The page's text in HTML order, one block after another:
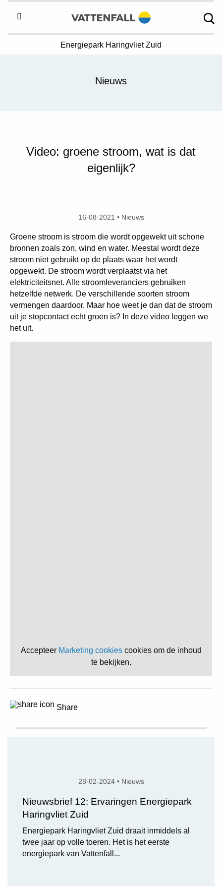
Energiepark Haringvliet Zuid
Nieuws
Video: groene stroom, wat is dat
eigenlijk?
16-08-2021 • Nieuws
Groene stroom is stroom die wordt opgewekt uit schone
bronnen zoals zon, wind en water. Meestal wordt deze
stroom niet gebruikt op de plaats waar het wordt
opgewekt. De stroom wordt verplaatst via het
elektriciteitsnet. Alle stroomleveranciers gebruiken
hetzelfde netwerk. De verschillende soorten stroom
vermengen daardoor. Maar hoe weet je dan dat de stroom
uit je stopcontact echt groen is? In deze video leggen we
het uit.
Accepteer Marketing cookiescookies om de inhoud
te bekijken.
Share
28-02-2024 • Nieuws
Nieuwsbrief 12: Ervaringen Energiepark
Haringvliet Zuid
Energiepark Haringvliet Zuid draait inmiddels al
twee jaar op volle toeren. Het is het eerste
energiepark van Vattenfall...